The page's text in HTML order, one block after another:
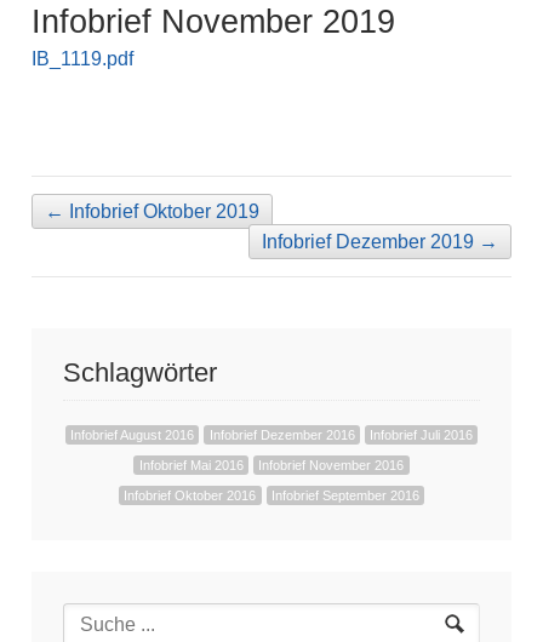
Infobrief November 2019
IB_1119.pdf
←
Infobrief Oktober 2019
Infobrief Dezember 2019 →
Schlagwörter
Infobrief August 2016 Infobrief Dezember 2016 Infobrief Juli 2016
Infobrief Mai 2016 Infobrief November 2016
Infobrief Oktober 2016 Infobrief September 2016